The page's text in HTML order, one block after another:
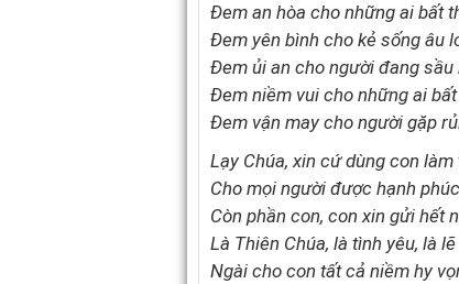
Đem an hòa cho những ai bất
Đem yên bình cho kẻ sống âu
Đem ủi an cho người đang sầu
Đem niềm vui cho những ai bất
Đem vận may cho người gặp
Lạy Chúa, xin cứ dùng con làm
Cho mọi người được hạnh
Còn phần con, con xin gửi hết
Là Thiên Chúa, là tình yêu, là
Ngài cho con tất cả niềm hy